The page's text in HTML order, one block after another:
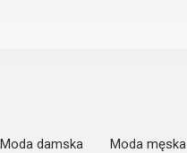
Moda damska Moda męska